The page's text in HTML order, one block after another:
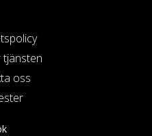
tjänsten
oss